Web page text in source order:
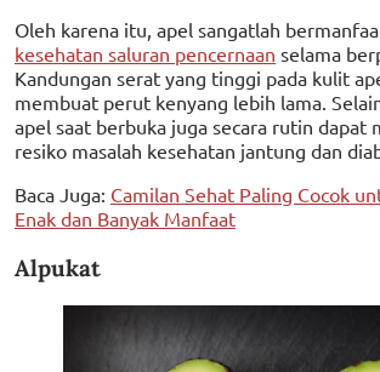
Oleh karena itu, apel sangatlah
kesehatan saluran pencernaan selama
Kandungan serat yang tinggi pada kulit
membuat perut kenyang lebih lama.
apel saat berbuka juga secara rutin dapat
resiko masalah kesehatan jantung dan
Baca Juga: Camilan Sehat Paling Cocok
Enak dan Banyak Manfaat
Alpukat